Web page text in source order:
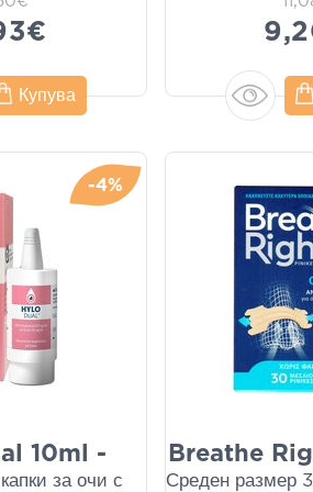
Купува
-4%
10ml -
за очи с
Breathe
Среден размер